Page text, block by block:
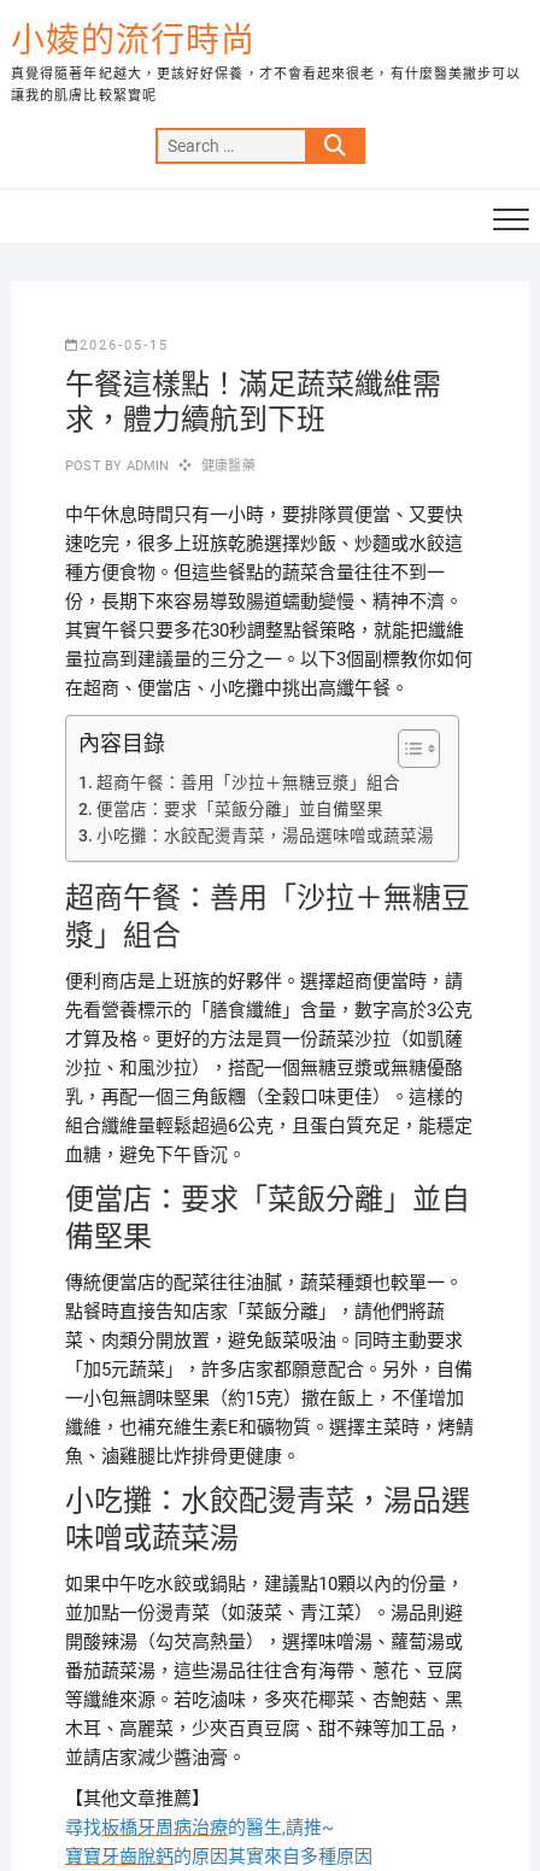
to
content
小婈的流行時尚
真覺得隨著年紀越大，更該好好保養，才不會看起來很老，有什麼醫美撇步可以
讓我的肌膚比較緊實呢
Search
…
2026-05-15
午餐這樣點！滿足蔬菜纖維需
求，體力續航到下班
POST BY ADMIN 健康醫藥
中午休息時間只有一小時，要排隊買便當、又要快
速吃完，很多上班族乾脆選擇炒飯、炒麵或水餃這
種方便食物。但這些餐點的蔬菜含量往往不到一
份，長期下來容易導致腸道蠕動變慢、精神不濟。
其實午餐只要多花30秒調整點餐策略，就能把纖維
量拉高到建議量的三分之一。以下3個副標教你如何
在超商、便當店、小吃攤中挑出高纖午餐。
內容目錄
超商午餐：善用「沙拉＋無糖豆漿」組合
便當店：要求「菜飯分離」並自備堅果
小吃攤：水餃配燙青菜，湯品選味噌或蔬菜湯
超商午餐：善用「沙拉＋無糖豆
漿」組合
便利商店是上班族的好夥伴。選擇超商便當時，請
先看營養標示的「膳食纖維」含量，數字高於3公克
才算及格。更好的方法是買一份蔬菜沙拉（如凱薩
沙拉、和風沙拉），搭配一個無糖豆漿或無糖優酪
乳，再配一個三角飯糰（全穀口味更佳）。這樣的
組合纖維量輕鬆超過6公克，且蛋白質充足，能穩定
血糖，避免下午昏沉。
便當店：要求「菜飯分離」並自
備堅果
傳統便當店的配菜往往油膩，蔬菜種類也較單一。
點餐時直接告知店家「菜飯分離」，請他們將蔬
菜、肉類分開放置，避免飯菜吸油。同時主動要求
「加5元蔬菜」，許多店家都願意配合。另外，自備
一小包無調味堅果（約15克）撒在飯上，不僅增加
纖維，也補充維生素E和礦物質。選擇主菜時，烤鯖
魚、滷雞腿比炸排骨更健康。
小吃攤：水餃配燙青菜，湯品選
味噌或蔬菜湯
如果中午吃水餃或鍋貼，建議點10顆以內的份量，
並加點一份燙青菜（如菠菜、青江菜）。湯品則避
開酸辣湯（勾芡高熱量），選擇味噌湯、蘿蔔湯或
番茄蔬菜湯，這些湯品往往含有海帶、蔥花、豆腐
等纖維來源。若吃滷味，多夾花椰菜、杏鮑菇、黑
木耳、高麗菜，少夾百頁豆腐、甜不辣等加工品，
並請店家減少醬油膏。
【其他文章推薦】
尋找板橋牙周病治療的醫生,請推~
寶寶牙齒脫鈣的原因其實來自多種原因